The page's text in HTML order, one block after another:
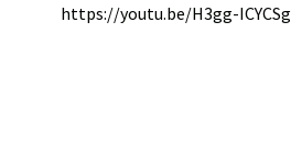
https://youtu.be/H3gg-ICYCSg